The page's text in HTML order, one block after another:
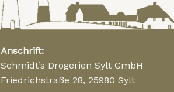
Anschrift:
Schmidt’s Drogerien Sylt GmbH
Friedrichstraße 28, 25980 Sylt